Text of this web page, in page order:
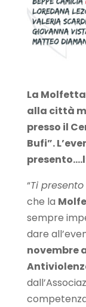
La
alla città
presso il
Bufi”.
“Ti
che la
sempre
dare
novembre